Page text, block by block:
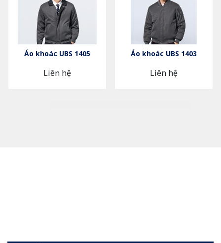
Áo khoác UBS 1405
Liên hệ
Áo khoác UBS 1403
Liên hệ